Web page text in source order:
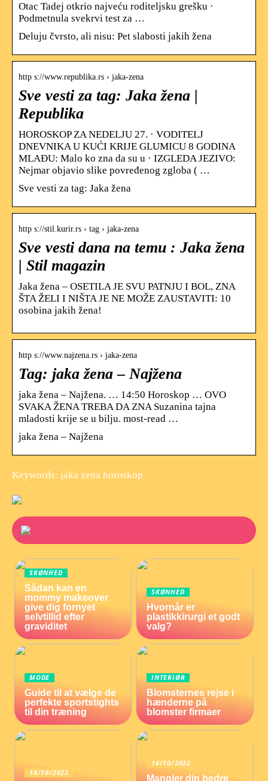
Otac Tadej otkrio najveću roditeljsku grešku ·
Podmetnula svekrvi test za …
Deluju čvrsto, ali nisu: Pet slabosti jakih žena
http s://www.republika.rs › jaka-zena
Sve vesti za tag: Jaka žena |
Republika
HOROSKOP ZA NEDELJU 27. · VODITELJ
DNEVNIKA U KUĆI KRIJE GLUMICU 8 GODINA
MLAĐU: Malo ko zna da su u · IZGLEDA JEZIVO:
Nejmar objavio slike povređenog zgloba ( …
Sve vesti za tag: Jaka žena
http s://stil.kurir.rs › tag › jaka-zena
Sve vesti dana na temu : Jaka žena
| Stil magazin
Jaka žena – OSETILA JE SVU PATNJU I BOL, ZNA
ŠTA ŽELI I NIŠTA JE NE MOŽE ZAUSTAVITI: 10
osobina jakih žena!
http s://www.najzena.rs › jaka-zena
Tag: jaka žena – Najžena
jaka žena – Najžena. … 14:50 Horoskop … OVO
SVAKA ŽENA TREBA DA ZNA Suzanina tajna
mladosti krije se u bilju. most-read …
jaka žena – Najžena
Keywords: jaka zena horoskop
SKØNHED
Sådan kan en
mommy makeover
give dig fornyet
selvtillid efter
graviditet
SKØNHED
Hvornår er
plastikkirurgi et godt
valg?
MODE
Guide til at vælge de
perfekte sportstights
til din træning
INTERIØR
Blomsternes rejse i
hænderne på
blomster firmaer
18/10/2022
16/10/2022
Mangler din bedre